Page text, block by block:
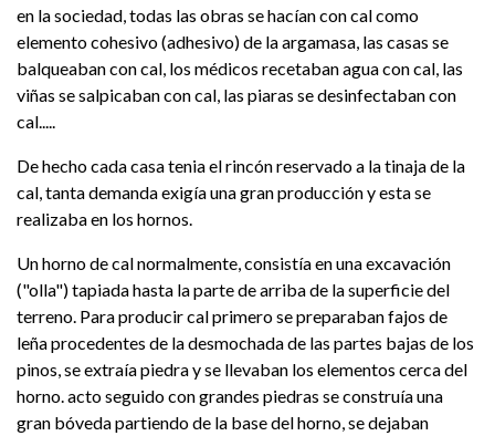
en la sociedad, todas las obras se hacían con cal como
elemento cohesivo (adhesivo) de la argamasa, las casas se
balqueaban con cal, los médicos recetaban agua con cal, las
viñas se salpicaban con cal, las piaras se desinfectaban con
cal.....
De hecho cada casa tenia el rincón reservado a la tinaja de la
cal, tanta demanda exigía una gran producción y esta se
realizaba en los hornos.
Un horno de cal normalmente, consistía en una excavación
("olla") tapiada hasta la parte de arriba de la superficie del
terreno. Para producir cal primero se preparaban fajos de
leña procedentes de la desmochada de las partes bajas de los
pinos, se extraía piedra y se llevaban los elementos cerca del
horno. acto seguido con grandes piedras se construía una
gran bóveda partiendo de la base del horno, se dejaban